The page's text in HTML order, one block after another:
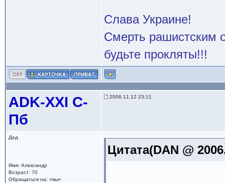
Слава Украине!
Смерть рашистским
будьте прокляты!!!
ADK-XXI С-
Пб
2006.11.12 23:11
Дед
Имя: Александр
Возраст: 70
Обращаться на: «вы»
Цитата(DAN @